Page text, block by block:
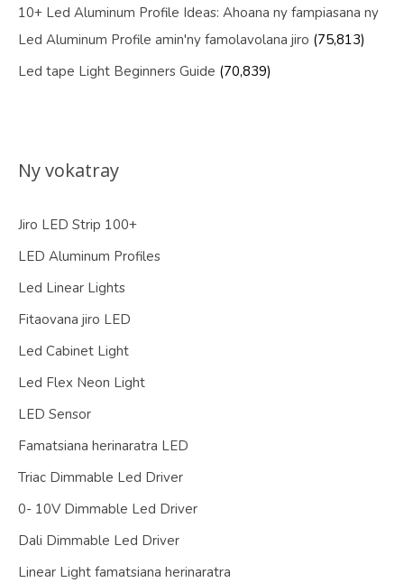
10+ Led Aluminum Profile Ideas: Ahoana ny fampiasana ny
Led Aluminum Profile amin'ny famolavolana jiro (75,813)
Led tape Light Beginners Guide (70,839)
Ny vokatray
Jiro LED Strip 100+
LED Aluminum Profiles
Led Linear Lights
Fitaovana jiro LED
Led Cabinet Light
Led Flex Neon Light
LED Sensor
Famatsiana herinaratra LED
Triac Dimmable Led Driver
0- 10V Dimmable Led Driver
Dali Dimmable Led Driver
Linear Light famatsiana herinaratra